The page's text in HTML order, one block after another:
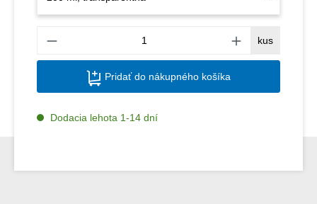
kus
Pridať do nákupného košíka
Dodacia lehota 1-14 dní